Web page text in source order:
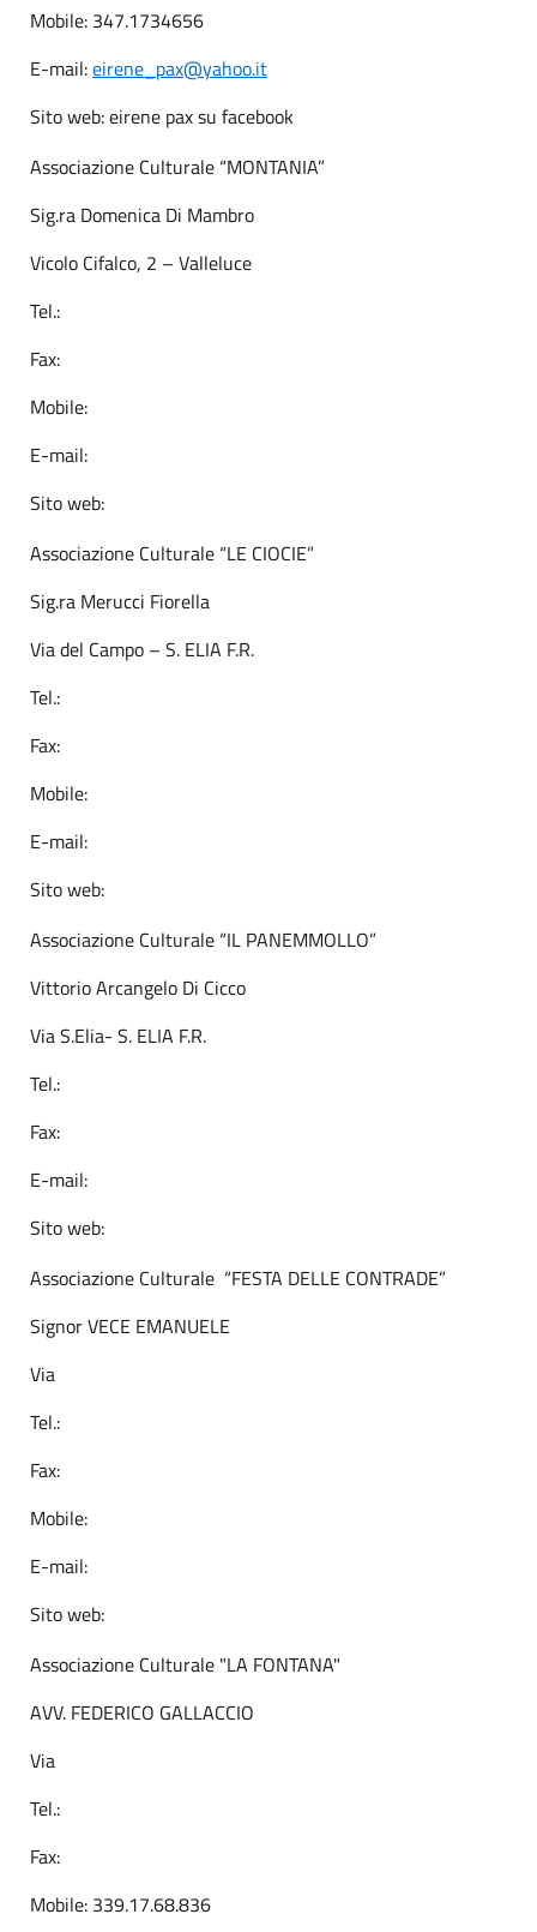
Mobile: 347.1734656
E-mail:eirene_pax@yahoo.it
Sito web: eirene pax su facebook
Associazione Culturale “MONTANIA”
Sig.ra Domenica Di Mambro
Vicolo Cifalco, 2 – Valleluce
Tel.:
Fax:
Mobile:
E-mail:
Sito web:
Associazione Culturale “LE CIOCIE”
Sig.ra Merucci Fiorella
Via del Campo – S. ELIA F.R.
Tel.:
Fax:
Mobile:
E-mail:
Sito web:
Associazione Culturale “IL PANEMMOLLO”
Vittorio Arcangelo Di Cicco
Via S.Elia- S. ELIA F.R.
Tel.:
Fax:
E-mail:
Sito web:
Associazione Culturale “FESTA DELLE CONTRADE”
Signor VECE EMANUELE
Via
Tel.:
Fax:
Mobile:
E-mail:
Sito web:
Associazione Culturale "LA FONTANA"
AVV. FEDERICO GALLACCIO
Via
Tel.:
Fax:
Mobile: 339.17.68.836